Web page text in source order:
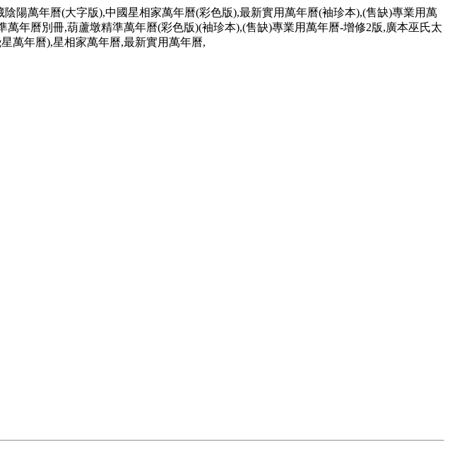
陽萬年曆(大字版),中國星相家萬年曆(彩色版),最新實用萬年曆(袖珍本),(售缺)專業用萬
年曆別冊,葫蘆墩精準萬年曆(彩色版)(袖珍本),(售缺)專業用萬年曆-增修2版,廣本巫氏太
萬年曆),星相家萬年曆,最新實用萬年曆,